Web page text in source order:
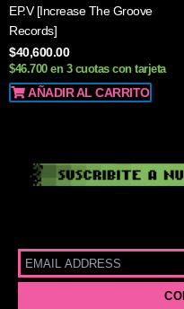
EP.V [Increase The Groove
Records]
$40,600.00
$46.700 en 3 cuotas con tarjeta
AÑADIR AL CARRITO